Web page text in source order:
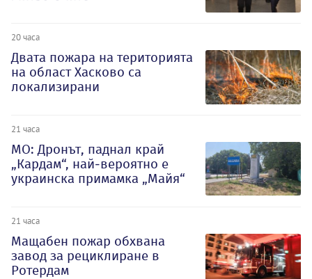
20 часа
Двата пожара на територията
на област Хасково са
локализирани
21 часа
МО: Дронът, паднал край
„Кардам“, най-вероятно е
украинска примамка „Майя“
21 часа
Мащабен пожар обхвана
завод за рециклиране в
Ротердам